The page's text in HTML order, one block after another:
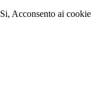
Si, Acconsento ai cookie